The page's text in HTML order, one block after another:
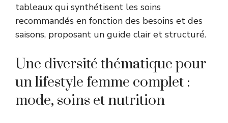
tableaux qui synthétisent les soins
recommandés en fonction des besoins et des
saisons, proposant un guide clair et structuré.
Une diversité thématique pour
un lifestyle femme complet :
mode, soins et nutrition